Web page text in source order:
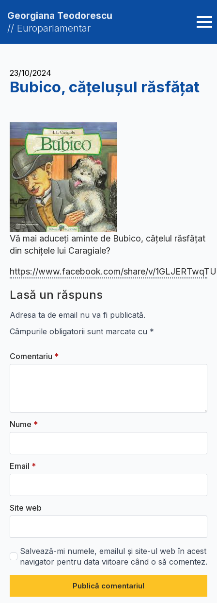
Georgiana Teodorescu
// Europarlamentar
23/10/2024
Bubico, cățelușul răsfățat
Vă mai aduceți aminte de Bubico, cățelul răsfățat
din schițele lui Caragiale?
https://www.facebook.com/share/v/
Lasă un răspuns
Adresa ta de email nu va fi publicată.
Câmpurile obligatorii sunt marcate cu *
Comentariu *
Nume *
Email *
Site web
Salvează-mi numele, emailul și site-ul web în acest
navigator pentru data viitoare când o să comentez.